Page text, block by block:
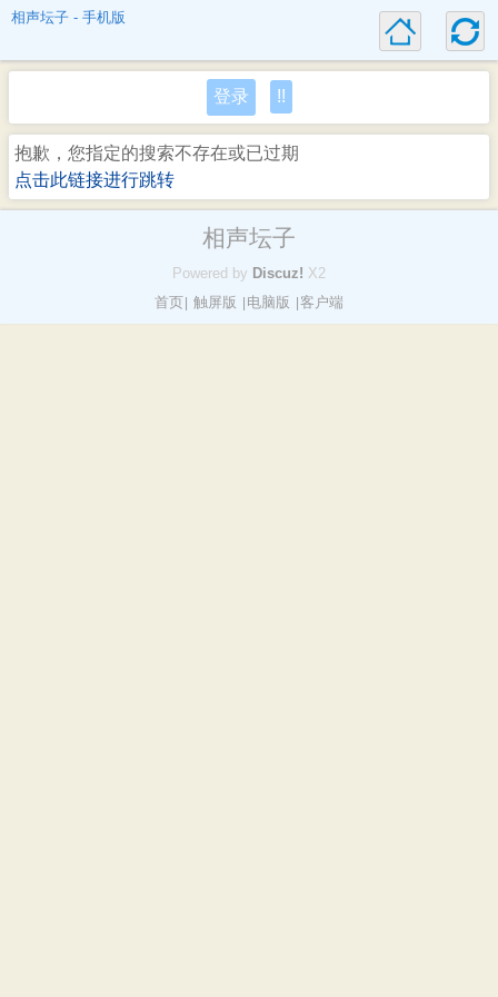
相声坛子 - 手机版
登录 !!
抱歉，您指定的搜索不存在或已过期
点击此链接进行跳转
相声坛子
Powered by Discuz! X2
首页 触屏版 电脑版 客户端